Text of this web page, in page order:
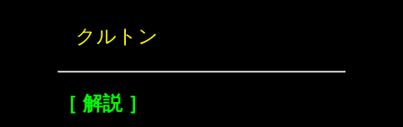
クルトン
［ 解説 ］